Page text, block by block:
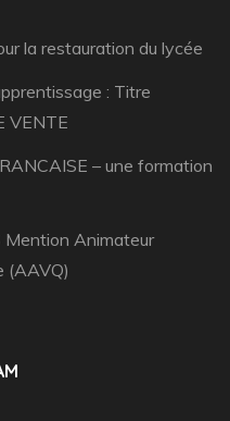
la restauration du lycée
: Titre
VENTE
– une formation
Animateur
(AAVQ)